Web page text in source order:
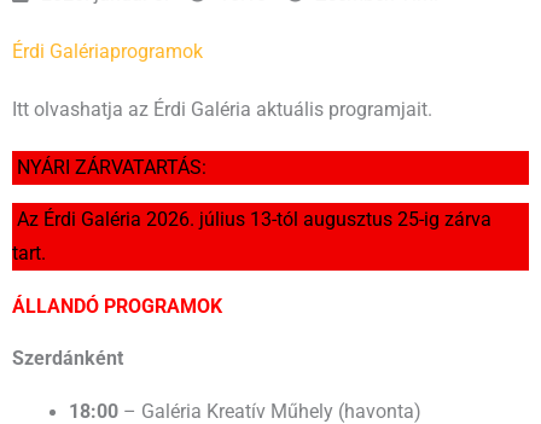
Érdi Galériaprogramok
Itt olvashatja az Érdi Galéria aktuális programjait.
NYÁRI ZÁRVATARTÁS:
Az Érdi Galéria 2026. július 13-tól augusztus 25-ig zárva
tart.
ÁLLANDÓ PROGRAMOK
Szerdánként
18:00– Galéria Kreatív Műhely (havonta)